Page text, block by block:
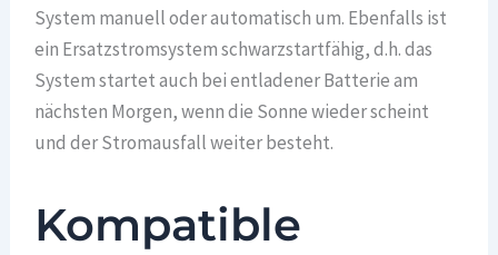
System manuell oder automatisch um. Ebenfalls ist
ein Ersatzstromsystem schwarzstartfähig, d.h. das
System startet auch bei entladener Batterie am
nächsten Morgen, wenn die Sonne wieder scheint
und der Stromausfall weiter besteht.
Kompatible